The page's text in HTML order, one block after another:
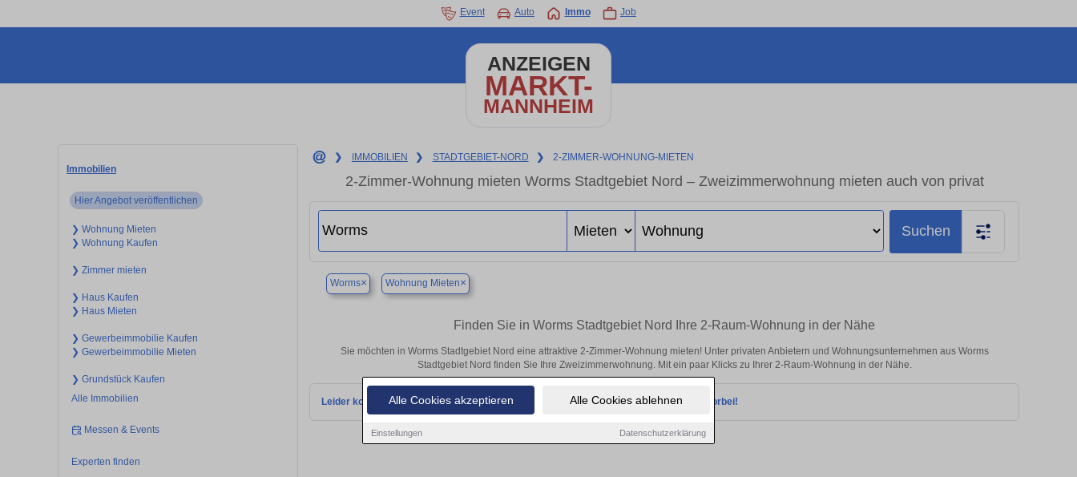
Alle Cookies akzeptieren Alle Cookies ablehnen
Einstellungen Datenschutzerklärung
Event Auto Immo Job
ANZEIGEN
MARKT-
MANNHEIM
Immobilien
Hier Angebot veröffentlichen
❯ Wohnung Mieten
❯ Wohnung Kaufen
❯ Zimmer mieten
❯ Haus Kaufen
❯ Haus Mieten
❯ Gewerbeimmobilie Kaufen
❯ Gewerbeimmobilie Mieten
❯ Grundstück Kaufen
Alle Immobilien
Messen & Events
Experten finden
❯ IMMOBILIEN ❯ STADTGEBIET-NORD ❯ 2-ZIMMER-WOHNUNG-MIETEN
2-Zimmer-Wohnung mieten Worms Stadtgebiet Nord – Zweizimmerwohnung mieten auch von privat
Suchen
Worms× Wohnung Mieten×
Finden Sie in Worms Stadtgebiet Nord Ihre 2-Raum-Wohnung in der Nähe
Sie möchten in Worms Stadtgebiet Nord eine attraktive 2-Zimmer-Wohnung mieten! Unter privaten Anbietern und Wohnungsunternehmen aus Worms
Stadtgebiet Nord finden Sie Ihre Zweizimmerwohnung. Mit ein paar Klicks zu Ihrer 2-Raum-Wohnung in der Nähe.
Leider konnten wir derzeit keine passenden Objekte finden. Schauen Sie bald wieder vorbei!